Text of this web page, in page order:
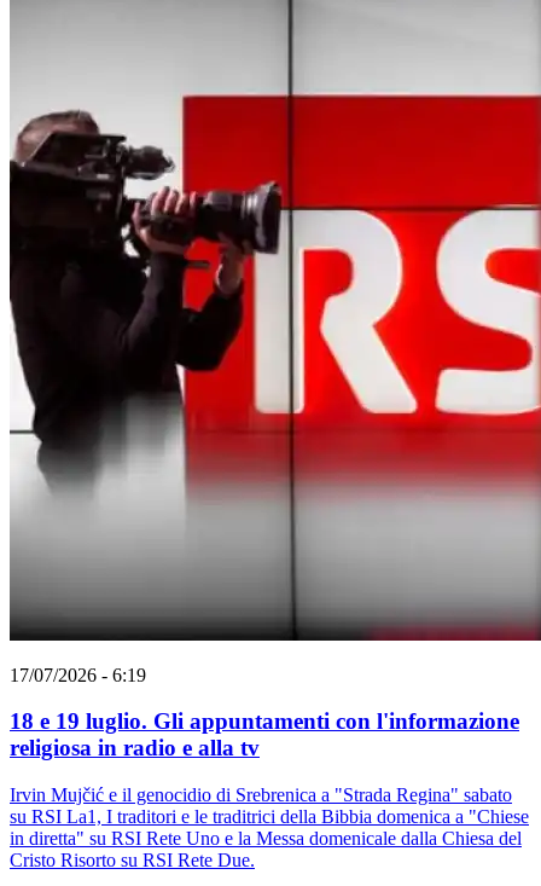
17/07/2026 - 6:19
18 e 19 luglio. Gli appuntamenti con l'informazione
religiosa in radio e alla tv
Irvin Mujčić e il genocidio di Srebrenica a "Strada Regina" sabato
su RSI La1, I traditori e le traditrici della Bibbia domenica a "Chiese
in diretta" su RSI Rete Uno e la Messa domenicale dalla Chiesa del
Cristo Risorto su RSI Rete Due.